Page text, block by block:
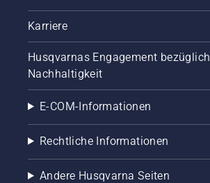
Karriere
Husqvarnas Engagement bezüglich
Nachhaltigkeit
E-COM-Informationen
Rechtliche Informationen
Andere Husqvarna Seiten